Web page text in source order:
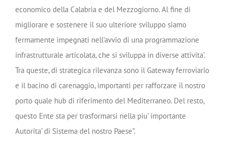
economico della Calabria e del Mezzogiorno. Al fine di
migliorare e sostenere il suo ulteriore sviluppo siamo
fermamente impegnati nell’avvio di una programmazione
infrastrutturale articolata, che si sviluppa in diverse attivita’.
Tra queste, di strategica rilevanza sono il Gateway ferroviario
e il bacino di carenaggio, importanti per rafforzare il nostro
porto quale hub di riferimento del Mediterraneo. Del resto,
questo Ente sta per trasformarsi nella piu’ importante
Autorita’ di Sistema del nostro Paese”.